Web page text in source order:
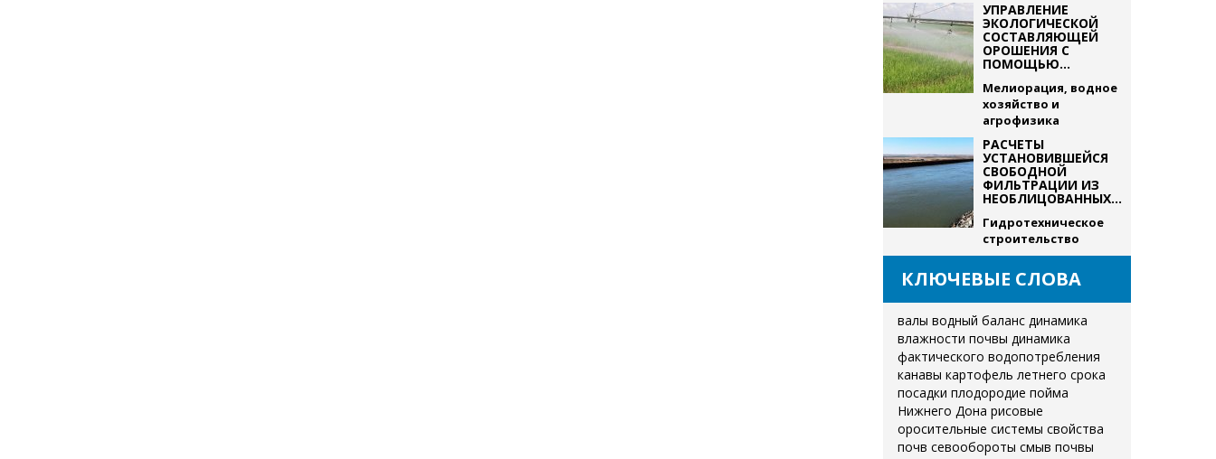
УПРАВЛЕНИЕ
ЭКОЛОГИЧЕСКОЙ
СОСТАВЛЯЮЩЕЙ
ОРОШЕНИЯ С
ПОМОЩЬЮ...
Мелиорация, водное
хозяйство и
агрофизика
РАСЧЕТЫ
УСТАНОВИВШЕЙСЯ
СВОБОДНОЙ
ФИЛЬТРАЦИИ ИЗ
НЕОБЛИЦОВАННЫХ...
Гидротехническое
строительство
КЛЮЧЕВЫЕ СЛОВА
валы водный баланс динамика
влажности почвы динамика
фактического водопотребления
канавы картофель летнего срока
посадки плодородие пойма
Нижнего Дона рисовые
оросительные системы свойства
почв севообороты смыв почвы